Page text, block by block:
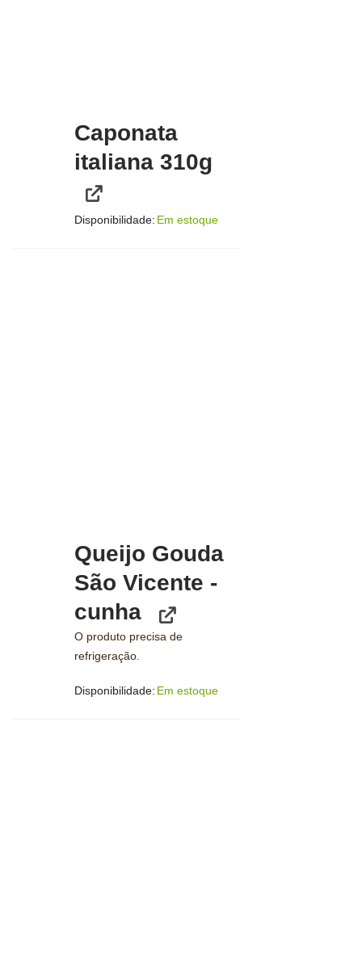
Caponata
italiana 310g
Disponibilidade: Em estoque
Queijo Gouda
São Vicente -
cunha
O produto precisa de
refrigeração.
Disponibilidade: Em estoque